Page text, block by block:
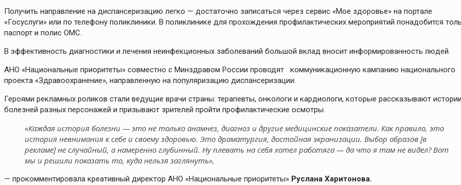
Получить направление на диспансеризацию легко — достаточно записаться через сервис «Мое здоровье» на портале
«Госуслуги» или по телефону поликлиники. В поликлинике для прохождения профилактических мероприятий понадобится
паспорт и полис ОМС.
В эффективность диагностики и лечения неинфекционных заболеваний большой вклад вносит информированность людей.
АНО «Национальные приоритеты» совместно с Минздравом России проводят коммуникационную кампанию национального
проекта «Здравоохранение», направленную на популяризацию диспансеризации.
Героями рекламных роликов стали ведущие врачи страны: терапевты, онкологи и кардиологи, которые рассказывают истории
болезней разных персонажей и призывают зрителей пройти профилактические осмотры.
«Каждая история болезни — это не только анамнез, диагноз и другие медицинские показатели. Как правило, это
история невнимания к себе и своему здоровью. Это драматургия, достойная экранизации. Выбор образов [в
рекламе] не случайный, а намеренно глубинный. Ну плевать на себя хотел работяга — да что я там не видел? Вот
мы и решили показать то, куда нельзя заглянуть»,
— прокомментировала креативный директор АНО «Национальные приоритеты» Руслана Харитонова.